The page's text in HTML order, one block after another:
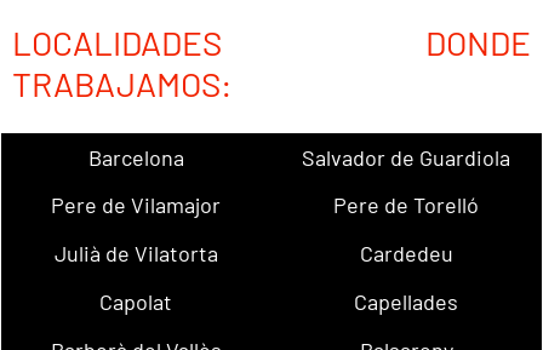
LOCALIDADES DONDE
TRABAJAMOS:
Barcelona
Salvador de Guardiola
Pere de Vilamajor
Pere de Torelló
Julià de Vilatorta
Cardedeu
Capolat
Capellades